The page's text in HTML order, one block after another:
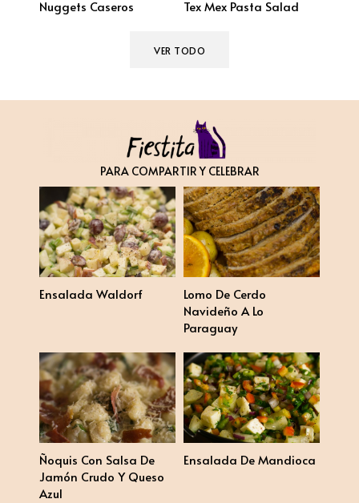
Nuggets Caseros Tex Mex Pasta Salad
VER TODO
PARA COMPARTIR Y CELEBRAR
Ensalada Waldorf
Lomo De Cerdo
Navideño A Lo
Paraguay
Ñoquis Con Salsa De
Jamón Crudo Y Queso
Azul
Ensalada De Mandioca